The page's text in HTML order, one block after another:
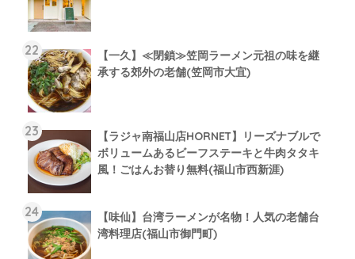
【一久】≪閉鎖≫笠岡ラーメン元祖の味を継
承する郊外の老舗(笠岡市大宜)
【ラジャ南福山店HORNET】リーズナブルで
ボリュームあるビーフステーキと牛肉タタキ
風！ごはんお替り無料(福山市西新涯)
【味仙】台湾ラーメンが名物！人気の老舗台
湾料理店(福山市御門町)